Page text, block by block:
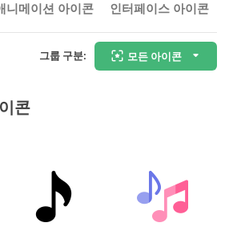
니메이션 아이콘 인터페이스 아이콘
그룹 구분: 모든 아이콘
콘